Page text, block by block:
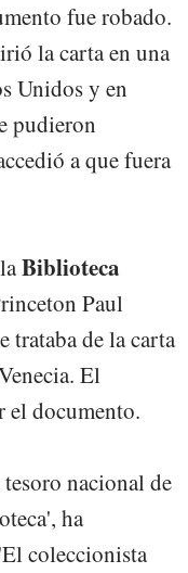
fue robado.
la carta en una
Unidos y en
pudieron
a que fuera
Biblioteca
Paul
trataba de la carta
El
el documento.
nacional de
ha
coleccionista